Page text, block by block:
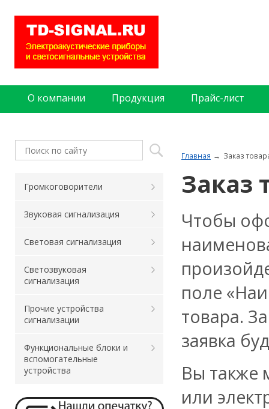
О компании Продукция Прайс-лист
Главная Заказ
Заказ
Чтобы
поле
товара.
заявка
Вы также
или
Громкоговорители
Звуковая сигнализация
Световая сигнализация
Светозвуковая
сигнализация
Прочие устройства
сигнализации
Функциональные блоки и
вспомогательные
устройства